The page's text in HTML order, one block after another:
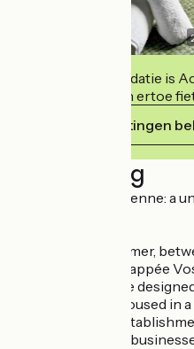
Deze accommodatie is
en verbindt zich ertoe
Haar verplichtingen
Beschrijving
L'Échappée Vosgienne: a
Nestled in Gérardmer,
mountains, L?Échappée
hotel: it's a lifestyle
and well-being. Housed in
farmhouse, our
friends, clubs and